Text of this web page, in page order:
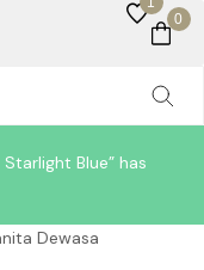
0
Blue” has
Dewasa